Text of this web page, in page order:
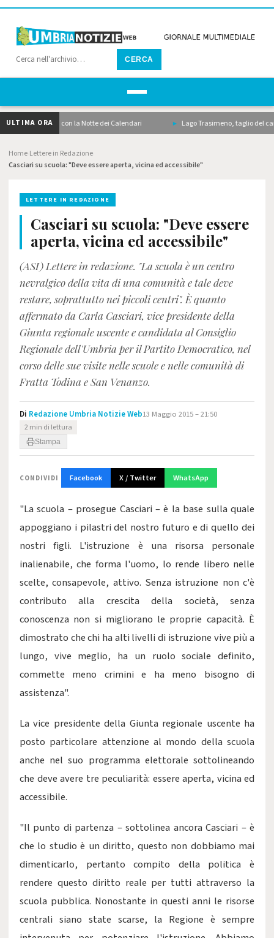
CERCA
ULTIMA ORA
i motori con la Notte dei Calendari Lago Trasimeno, taglio del
Home Lettere in Redazione
Casciari su scuola: "Deve essere aperta, vicina ed accessibile"
LETTERE IN REDAZIONE
Casciari su scuola: "Deve essere
aperta, vicina ed accessibile"
(ASI) Lettere in redazione. "La scuola è un centro
nevralgico della vita di una comunità e tale deve
restare, soprattutto nei piccoli centri". È quanto
affermato da Carla Casciari, vice presidente della
Giunta regionale uscente e candidata al Consiglio
Regionale dell'Umbria per il Partito Democratico, nel
corso delle sue visite nelle scuole e nelle comunità di
Fratta Todina e San Venanzo.
Di Redazione Umbria Notizie Web13 Maggio 2015 – 21:50
2 min di lettura
Stampa
CONDIVIDI Facebook X / Twitter WhatsApp
"La scuola – prosegue Casciari – è la base sulla quale
appoggiano i pilastri del nostro futuro e di quello dei
nostri figli. L'istruzione è una risorsa personale
inalienabile, che forma l'uomo, lo rende libero nelle
scelte, consapevole, attivo. Senza istruzione non c'è
contributo alla crescita della società, senza
conoscenza non si migliorano le proprie capacità. È
dimostrato che chi ha alti livelli di istruzione vive più a
lungo, vive meglio, ha un ruolo sociale definito,
commette meno crimini e ha meno bisogno di
assistenza".
La vice presidente della Giunta regionale uscente ha
posto particolare attenzione al mondo della scuola
anche nel suo programma elettorale sottolineando
che deve avere tre peculiarità: essere aperta, vicina ed
accessibile.
"Il punto di partenza – sottolinea ancora Casciari – è
che lo studio è un diritto, questo non dobbiamo mai
dimenticarlo, pertanto compito della politica è
rendere questo diritto reale per tutti attraverso la
scuola pubblica. Nonostante in questi anni le risorse
centrali siano state scarse, la Regione è sempre